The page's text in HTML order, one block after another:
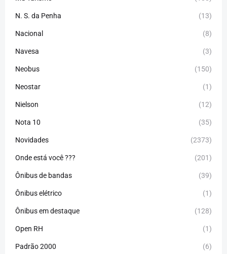
N. S. da Penha (13)
Nacional (8)
Navesa (3)
Neobus (150)
Neostar (1)
Nielson (12)
Nota 10 (35)
Novidades (2373)
Onde está você ??? (201)
Ônibus de bandas (39)
Ônibus elétrico (1)
Ônibus em destaque (128)
Open RH (1)
Padrão 2000 (6)